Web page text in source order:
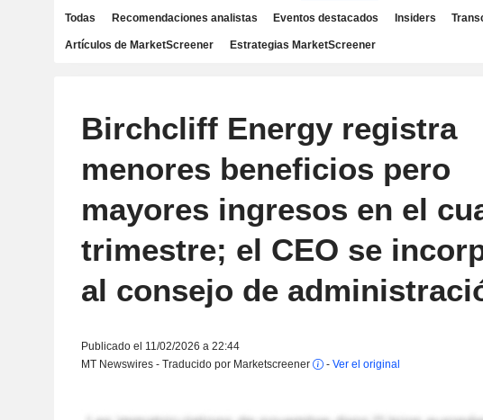
Todas Recomendaciones analistas Eventos destacados Insiders
Artículos de MarketScreener Estrategias MarketScreener
Birchcliff Energy registra
menores beneficios pero
mayores ingresos en el
trimestre; el CEO se
al consejo de
Publicado el 11/02/2026 a 22:44
MT Newswires - Traducido por Marketscreener
- Ver el original